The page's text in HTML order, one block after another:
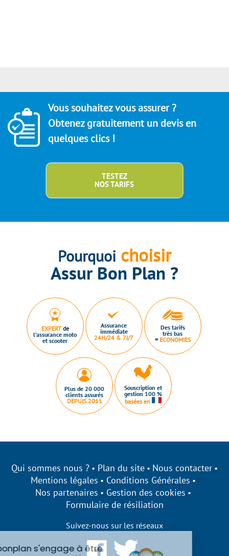
Assurbonplan s'engage à être
Vous souhaitez vous assurer ?
Obtenez gratuitement un devis en
quelques clics !
TESTEZ
NOS TARIFS
Pourquoi choisir
Assur Bon Plan ?
EXPERTde
l’assurance moto
et scooter
Assurance
immédiate
24H/24 & 7J/7
Des tarifs
très bas
= ECONOMIES
Plus de 20 000
clients assurés
DEPUIS 2011
Souscription et
gestion 100 %
basées en
Qui sommes nous ? Plan du site
Nous contacter
Mentions légales
Conditions Générales
Nos partenaires
Gestion des cookies
Formulaire de résiliation
Suivez-nous sur les réseaux